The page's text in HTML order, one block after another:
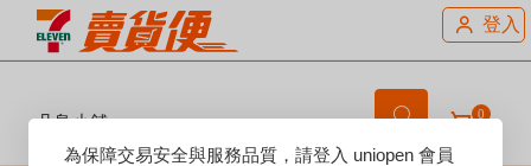
登入
凡鳥小舖 0
Reset
為保障交易安全與服務品質，請登入 uniopen 會員